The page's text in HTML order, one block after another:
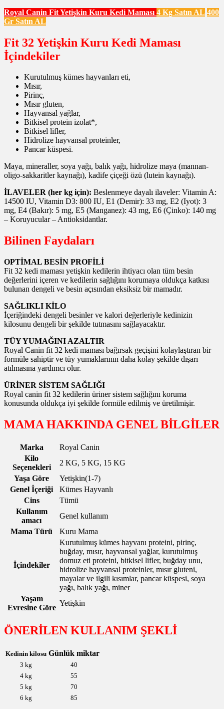
Royal Canin Fit Yetişkin Kuru Kedi Maması 4 Kg Satın AL 400
Gr Satın AL
Fit 32 Yetişkin Kuru Kedi Maması
İçindekiler
Kurutulmuş kümes hayvanları eti,
Mısır,
Pirinç,
Mısır gluten,
Hayvansal yağlar,
Bitkisel protein izolat*,
Bitkisel lifler,
Hidrolize hayvansal proteinler,
Pancar küspesi.
Maya, mineraller, soya yağı, balık yağı, hidrolize maya (mannan-
oligo-sakkaritler kaynağı), kadife çiçeği özü (lutein kaynağı).
İLAVELER (her kg için): Beslenmeye dayalı ilaveler: Vitamin A:
14500 IU, Vitamin D3: 800 IU, E1 (Demir): 33 mg, E2 (Iyot): 3
mg, E4 (Bakır): 5 mg, E5 (Manganez): 43 mg, E6 (Çinko): 140 mg
– Koruyucular – Antioksidantlar.
Bilinen Faydaları
OPTİMAL BESİN PROFİLİ
Fit 32 kedi maması yetişkin kedilerin ihtiyacı olan tüm besin
değerlerini içeren ve kedilerin sağlığını korumaya oldukça katkısı
bulunan dengeli ve besin açısından eksiksiz bir mamadır.
SAĞLIKLI KİLO
İçeriğindeki dengeli besinler ve kalori değerleriyle kedinizin
kilosunu dengeli bir şekilde tutmasını sağlayacaktır.
TÜY YUMAĞINI AZALTIR
Royal Canin fit 32 kedi maması bağırsak geçişini kolaylaştıran bir
formüle sahiptir ve tüy yumaklarının daha kolay şekilde dışarı
atılmasına yardımcı olur.
ÜRİNER SİSTEM SAĞLIĞI
Royal canin fit 32 kedilerin üriner sistem sağlığını koruma
konusunda oldukça iyi şekilde formüle edilmiş ve üretilmişir.
MAMA HAKKINDA GENEL BİLGİLER
Marka
Royal Canin
Kilo
Seçenekleri
2 KG, 5 KG, 15 KG
Yaşa Göre
Yetişkin(1-7)
Genel İçeriği
Kümes Hayvanlı
Cins
Tümü
Kullanım
amacı
Genel kullanım
Mama Türü
Kuru Mama
İçindekiler
Kurutulmuş kümes hayvanı proteini, pirinç,
buğday, mısır, hayvansal yağlar, kurutulmuş
domuz eti proteini, bitkisel lifler, buğday unu,
hidrolize hayvansal proteinler, mısır gluteni,
mayalar ve ilgili kısımlar, pancar küspesi, soya
yağı, balık yağı, miner
Yaşam
Evresine Göre
Yetişkin
ÖNERİLEN KULLANIM ŞEKLİ
Kedinin kilosu Günlük miktar
3 kg
40
4 kg
55
5 kg
70
6 kg
85